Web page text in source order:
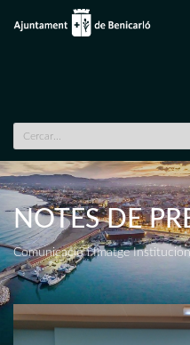
NOTES DE
Comunicació i Imatge